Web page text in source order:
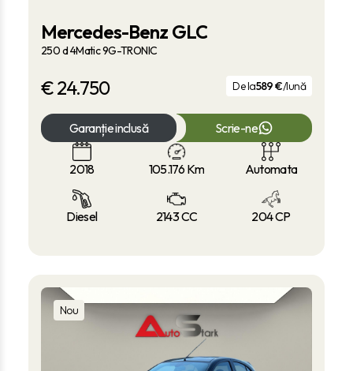
Mercedes-Benz GLC
250 d 4Matic 9G-TRONIC
€24.750 De la589 €/lună
Garanție inclusă Scrie-ne
2018 105.176 Km Automata
Diesel 2143 CC 204 CP
Nou